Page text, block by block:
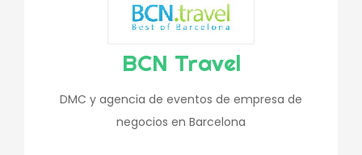
BCN Travel
DMC y agencia de eventos de empresa de
negocios en Barcelona